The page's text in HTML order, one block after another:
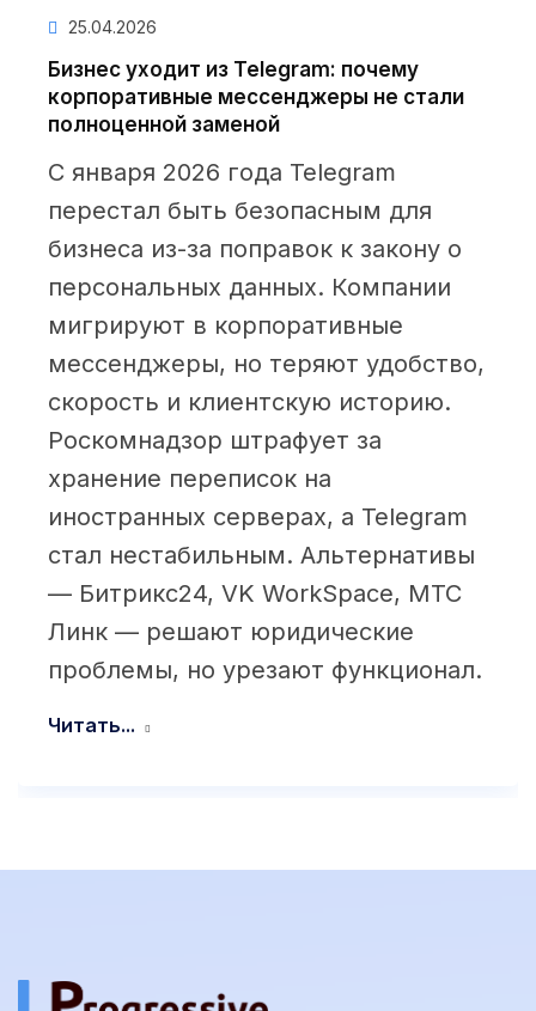
25.04.2026
Бизнес уходит из Telegram: почему
корпоративные мессенджеры не стали
полноценной заменой
С января 2026 года Telegram
перестал быть безопасным для
бизнеса из-за поправок к закону о
персональных данных. Компании
мигрируют в корпоративные
мессенджеры, но теряют удобство,
скорость и клиентскую историю.
Роскомнадзор штрафует за
хранение переписок на
иностранных серверах, а Telegram
стал нестабильным. Альтернативы
— Битрикс24, VK WorkSpace, МТС
Линк — решают юридические
проблемы, но урезают функционал.
Читать...